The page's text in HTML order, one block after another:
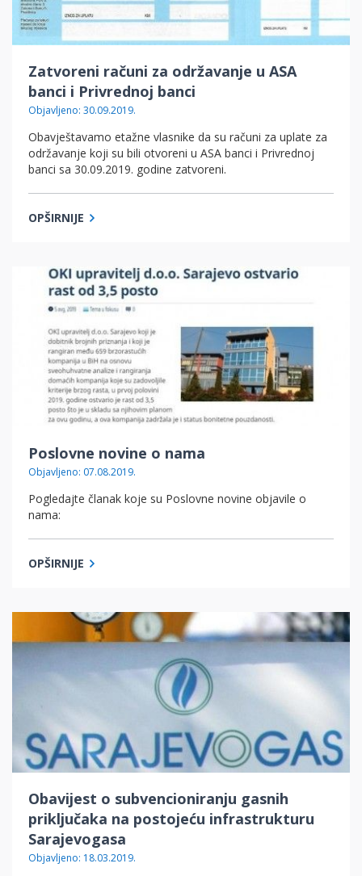
Zatvoreni računi za održavanje u ASA
banci i Privrednoj banci
Objavljeno: 30.09.2019.
Obavještavamo etažne vlasnike da su računi za uplate za
održavanje koji su bili otvoreni u ASA banci i Privrednoj
banci sa 30.09.2019. godine zatvoreni.
OPŠIRNIJE
Poslovne novine o nama
Objavljeno: 07.08.2019.
Pogledajte članak koje su Poslovne novine objavile o
nama:
OPŠIRNIJE
Obavijest o subvencioniranju gasnih
priključaka na postojeću infrastrukturu
Sarajevogasa
Objavljeno: 18.03.2019.